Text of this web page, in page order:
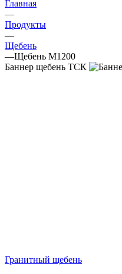
Главная
—
Продукты
—
Щебень
—Щебень М1200
Баннер щебень ТСК
Гранитный щебень